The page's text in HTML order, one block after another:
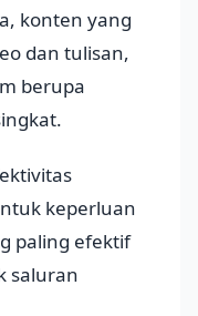
konten yang
dan tulisan,
berupa
keperluan
paling efektif
saluran